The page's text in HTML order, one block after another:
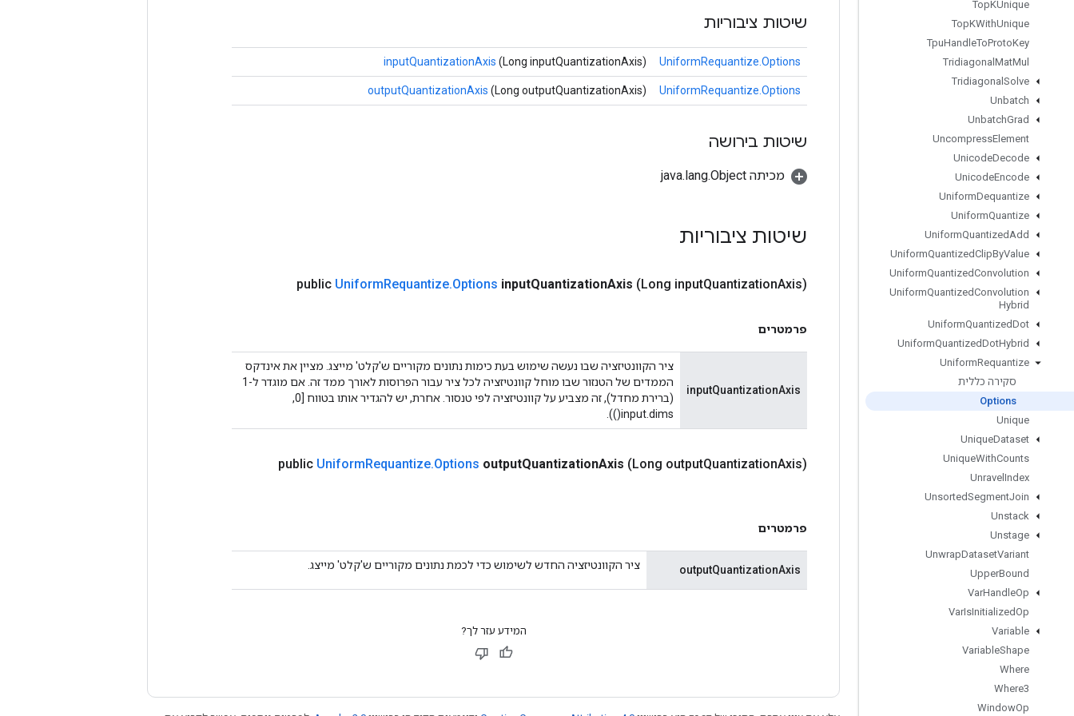
TopKUnique
TopKWithUnique
TpuHandleToProtoKey
Tridiagonal MatMul
Tridiagonal Solve
Unbatch
UnbatchGrad
UncompressElement
UnicodeDecode
UnicodeEncode
UniformDequantize
UniformQuantize
UniformQuantizedAdd
UniformQuantizedClipByValue
UniformQuantizedConvolution
UniformQuantizedConvolution
Hybrid
UniformQuantizedDot
UniformQuantizedDotHybrid
UniformRequantize
סקירה כללית
Options
Unique
UniqueDataset
UniqueWithCounts
Unravel Index
UnsortedSegmentJoin
Unstack
Unstage
UnwrapDatasetVariant
UpperBound
VarHandleOp
VarIsInitializedOp
Variable
VariableShape
Where
Where3
WindowOp
שיטות ציבוריות
UniformRequantize.Options
inputQuantizationAxis (Long inputQuantizationAxis)
UniformRequantize.Options
outputQuantizationAxis (Long outputQuantizationAxis)
שיטות בירושה
מכיתה java.lang.Object
שיטות ציבוריות
public UniformRequantize.Options inputQuantizationAxis (Long inputQuantizationAxis)
פרמטרים
inputQuantizationAxis
ציר הקוונטיזציה שבו נעשה שימוש בעת כימות נתונים מקוריים ש'קלט' מייצג. מציין את אינדקס
הממדים של הטנזור שבו מוחל קוונטיזציה לכל ציר עבור הפרוסות לאורך ממד זה. אם מוגדר ל-1
(ברירת מחדל), זה מצביע על קוונטיזציה לפי טנסור. אחרת, יש להגדיר אותו בטווח [0,
input.dims()).
public UniformRequantize.Options outputQuantizationAxis (Long outputQuantizationAxis)
פרמטרים
outputQuantizationAxis ציר הקוונטיזציה החדש לשימוש כדי לכמת נתונים מקוריים ש'קלט' מייצג.
המידע עזר לך?